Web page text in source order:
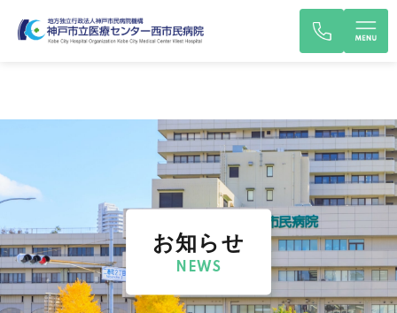
お知らせ
NEWS